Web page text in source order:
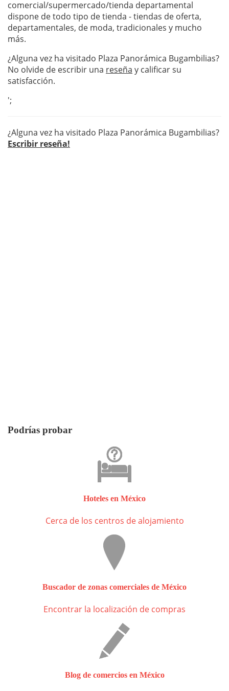
comercial/supermercado/tienda departamental
dispone de todo tipo de tienda - tiendas de oferta,
departamentales, de moda, tradicionales y mucho
más.
¿Alguna vez ha visitado Plaza Panorámica Bugambilias?
No olvide de escribir una reseña y calificar su
satisfacción.
';
¿Alguna vez ha visitado Plaza Panorámica Bugambilias?
Escribir reseña!
Podrías probar
Hoteles en México
Cerca de los centros de alojamiento
Buscador de zonas comerciales de México
Encontrar la localización de compras
Blog de comercios en México